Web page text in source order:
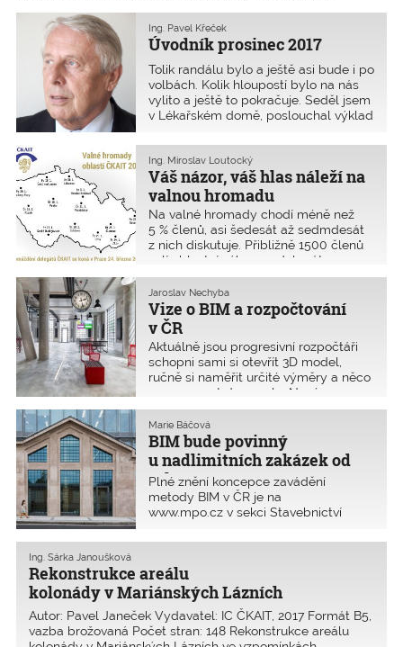
Úvodník prosinec 2017
Ing. Pavel Křeček
Tolik randálu bylo a ještě asi bude i po
volbách. Kolik hloupostí bylo na nás
vylito a ještě to pokračuje. Seděl jsem
v Lékařském domě, poslouchal výklad
obrázky z přírody, aby nám ukázala,
jak navrhla ten či onen tvar
konstrukce, a bylo mi u toho dobře.
Klidná přehlídka její práce, bez kritiky
jiných. Snad jen jednou se uchýlila
k radikálnějšímu vyjádření, a to k Nové
scéně Národního divadla Karla
Pragera. Ke Kaplického knihovně
podmínek a jakékoliv oživování je
nelogické. Knihovna je opravena, není
tedy potřeba stavět novou. Stejný
názor mám i já. Dámy Adriana
Krnáčová a Eliška Kaplicky Fuchsová,
jak to vypadá, půjdou do voleb
s heslem pro příští pražské volby
bych jedno doporučení. Celý ten
drahý vnější plášť postavit na
Staroměstské náměstí do míst, kde
bylo křídlo radnice. Slyšel jsem totiž,
že se chystá soutěž na dostavbu
Staroměstské radnice, kolikátá již
v mém životě, i paní Jiřičná přiznala
v šedesátých letech 20. století.
v minulosti některé ze soutěží na
dostavbu Staroměstské radnice
nezúčastnil. Když jsem děkoval paní
Jiřičné za úžasné odpoledne, ještě
jsem je doplnil druhým pohlazením
Váš názor, váš hlas náleží na
valnou hromadu
Ing. Miroslav Loutocký
Na valné hromady chodí méně než
5 % členů, asi šedesát až sedmdesát
z nich diskutuje. Přibližně 1500 členů
volí oblastní výbory a delegáty na
shromáždění delegátů. Přijďte na
valné hromady oblastí a podílejte se
na řešení úkolů Komory. Vyslovte svůj
názor, názor praktikujících inženýrů
a techniků, existenčně spojených při
výkonu povolání s tržním prostředím.
Vize o BIM a rozpočtování
v ČR
Jaroslav Nechyba
Aktuálně jsou progresivní rozpočtáři
schopni sami si otevřít 3D model,
ručně si naměřit určité výměry a něco
vygenerovat do excelu. Nové
administrativní a vývojové centrum
firmy ERA Pardubice je jednou z mála
výjimek, která byla projektována,
rozpočtována v BIM
BIM bude povinný
u nadlimitních zakázek od
roku 2022
Marie Báčová
Plné znění koncepce zavádění
metody BIM v ČR je na
www.mpo.cz v sekci Stavebnictví
Rekonstrukce areálu
kolonády v Mariánských Lázních
Ing. Šárka Janoušková
Autor: Pavel Janeček Vydavatel: IC ČKAIT, 2017 Formát B5,
vazba brožovaná Počet stran: 148 Rekonstrukce areálu